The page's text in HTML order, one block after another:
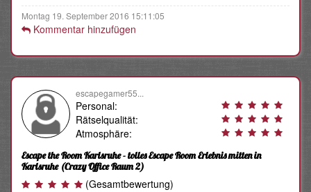
Montag 19. September 2016 15:11:05
Kommentar hinzufügen
escapegamer55...
Personal:
Rätselqualität:
Atmosphäre:
Escape the Room Karlsruhe - tolles Escape Room Erlebnis mitten in
Karlsruhe(Crazy Office Raum 2)
(Gesamtbewertung)